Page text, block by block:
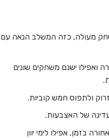
מעולה, כזה המשלב הנאה עם
ואפילו ישנם משחקים שונים
ולתפוס חמש קוביות.
של האצבעות.
בזמן, אפילו לימי יוון